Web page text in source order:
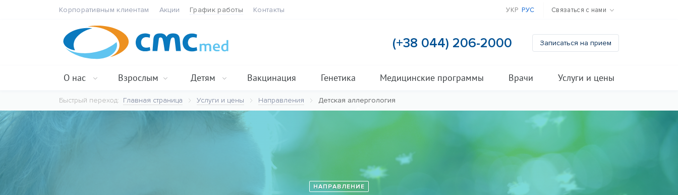
Корпоративным клиентам Акции График работы Контакты УКР РУС Связаться с нами
(+38 044) 206-2000 Записаться на прием
О нас Взрослым Детям Вакцинация Генетика Медицинские программы Врачи Услуги и цены
Быстрый переход: Главная страница Услуги и цены Направления Детская аллергология
НАПРАВЛЕНИЕ